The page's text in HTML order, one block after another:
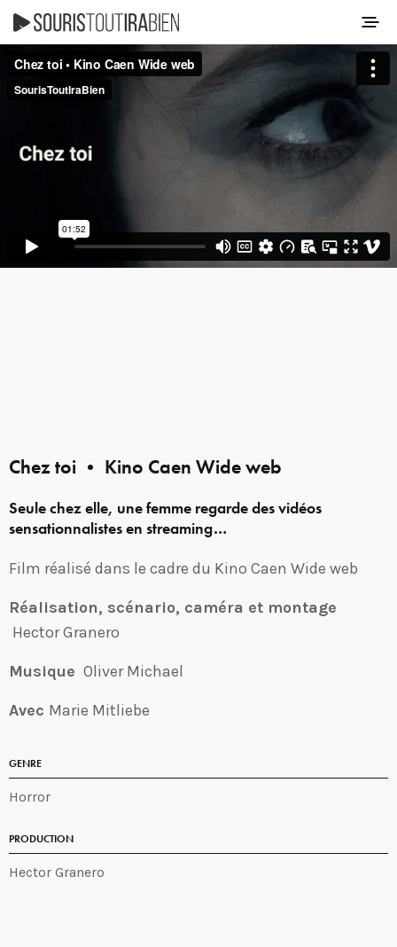
Chez toi • Kino Caen Wide web
Seule chez elle, une femme regarde des vidéos
sensationnalistes en streaming…
Film réalisé dans le cadre du Kino Caen Wide web
Réalisation, scénario, caméra et montage
Hector Granero
Musique Oliver Michael
Avec Marie Mitliebe
GENRE
Horror
PRODUCTION
Hector Granero